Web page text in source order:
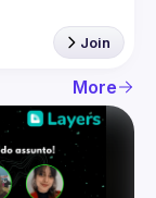
Join
More